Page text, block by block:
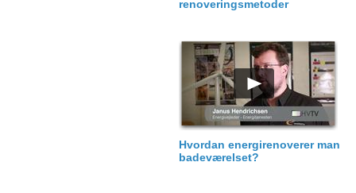
renoveringsmetoder
Hvordan energirenoverer man
badeværelset?